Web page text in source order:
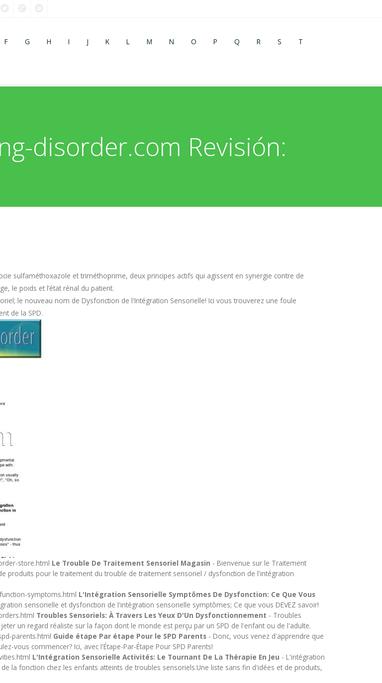
F G H I J K L M N O P Q R S T
disorder.com Revisión:
sulfaméthoxazole et triméthoprime, deux principes actifs qui agissent en synergie contre de
le poids et l’état rénal du patient.
le nouveau nom de Dysfonction de l'Intégration Sensorielle! Ici vous trouverez une foule
de la SPD.
store.html Le Trouble De Traitement Sensoriel Magasin - Bienvenue sur le Traitement
produits pour le traitement du trouble de traitement sensoriel / dysfonction de l'intégration
symptoms.html L'Intégration Sensorielle Symptômes De Dysfonction: Ce Que Vous
sensorielle et dysfonction de l'intégration sensorielle symptômes; Ce que vous DEVEZ savoir!
Troubles Sensoriels: À Travers Les Yeux D'Un Dysfonctionnement - Troubles
un regard réaliste sur la façon dont le monde est perçu par un SPD de l'enfant ou de l'adulte.
parents.html Guide étape Par étape Pour le SPD Parents- Donc, vous venez d'apprendre que
vous commencer? Ici, avec l'Étape-Par-Étape Pour SPD Parents!
L'Intégration Sensorielle Activités: Le Tournant De La Thérapie En Jeu - L'intégration
la fonction chez les enfants atteints de troubles sensoriels.Une liste sans fin d'idées et de produits,